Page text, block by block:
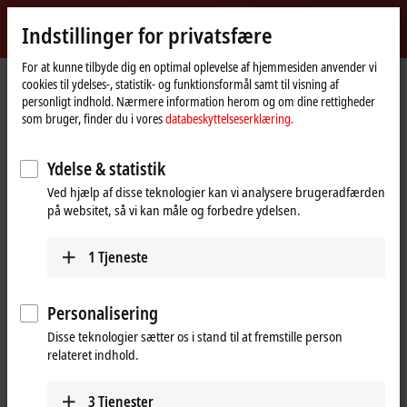
Beckhoff
-
New
Automation
Technology
myBeckhoff
HjemmesideVirksomhed
Nyheder
Tutorial: Structure and setup of an ELX string
Når du klikker på "Accepter" viser vi videoen og tilpasser
indstillingen for privatsfære, hvorved eksternt indhold fra Vimeo
databeskyttelseserklæring.
Indstillinger for privatsfære
For at kunne tilbyde dig en optimal oplevelse af hjemmesiden anvender vi
cookies til ydelses-, statistik- og funktionsformål samt til visning af
personligt indhold. Nærmere information herom og om dine rettigheder
som bruger, finder du i voresdatabeskyttelseserklæring.
Ydelse & statistik
Ved hjælp af disse teknologier kan vi analysere brugeradfærden
på websitet, så vi kan måle og forbedre ydelsen.
1 Tjeneste
Personalisering
Disse teknologier sætter os i stand til at fremstille person
relateret indhold.
3Tjenester